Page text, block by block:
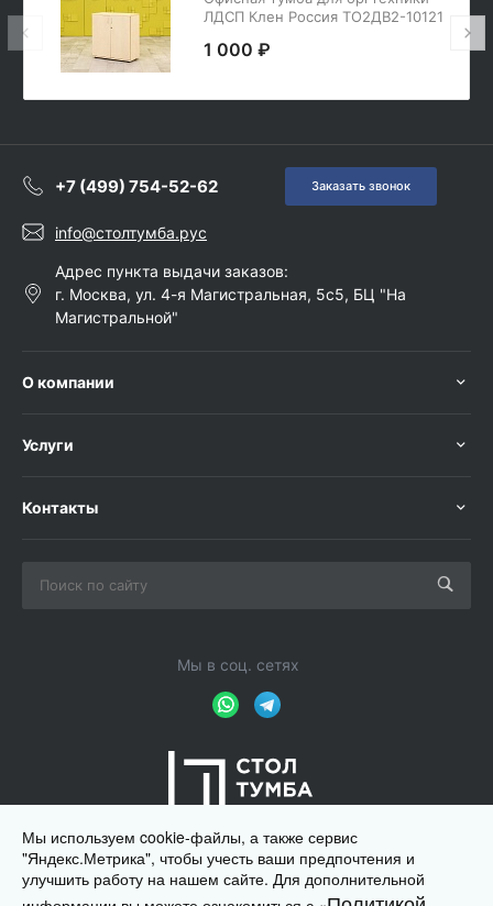
ЛДСП Клен Россия ТО2ДВ2-10121
1 000 ₽
+7 (499) 754-52-62 Заказать звонок
info@столтумба.рус
Адрес пункта выдачи заказов:
г. Москва, ул. 4-я Магистральная, 5с5, БЦ "На
Магистральной"
О компании
Услуги
Контакты
Мы в соц. сетях
Мы используем cookie-файлы, а также сервис
"Яндекс.Метрика", чтобы учесть ваши предпочтения и
улучшить работу на нашем сайте. Для дополнительной